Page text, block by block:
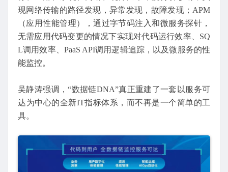
现网络传输的路径发现，异常发现，故障发现；APM
（应用性能管理），通过字节码注入和微服务探针，
无需应用代码变更的情况下实现对代码运行效率、SQ
L调用效率、PaaS API调用逻辑追踪，以及微服务的性
能监控。
吴静涛强调，“数据链DNA”真正重建了一套以服务可
达为中心的全新IT指标体系，而不再是一个简单的工
具。